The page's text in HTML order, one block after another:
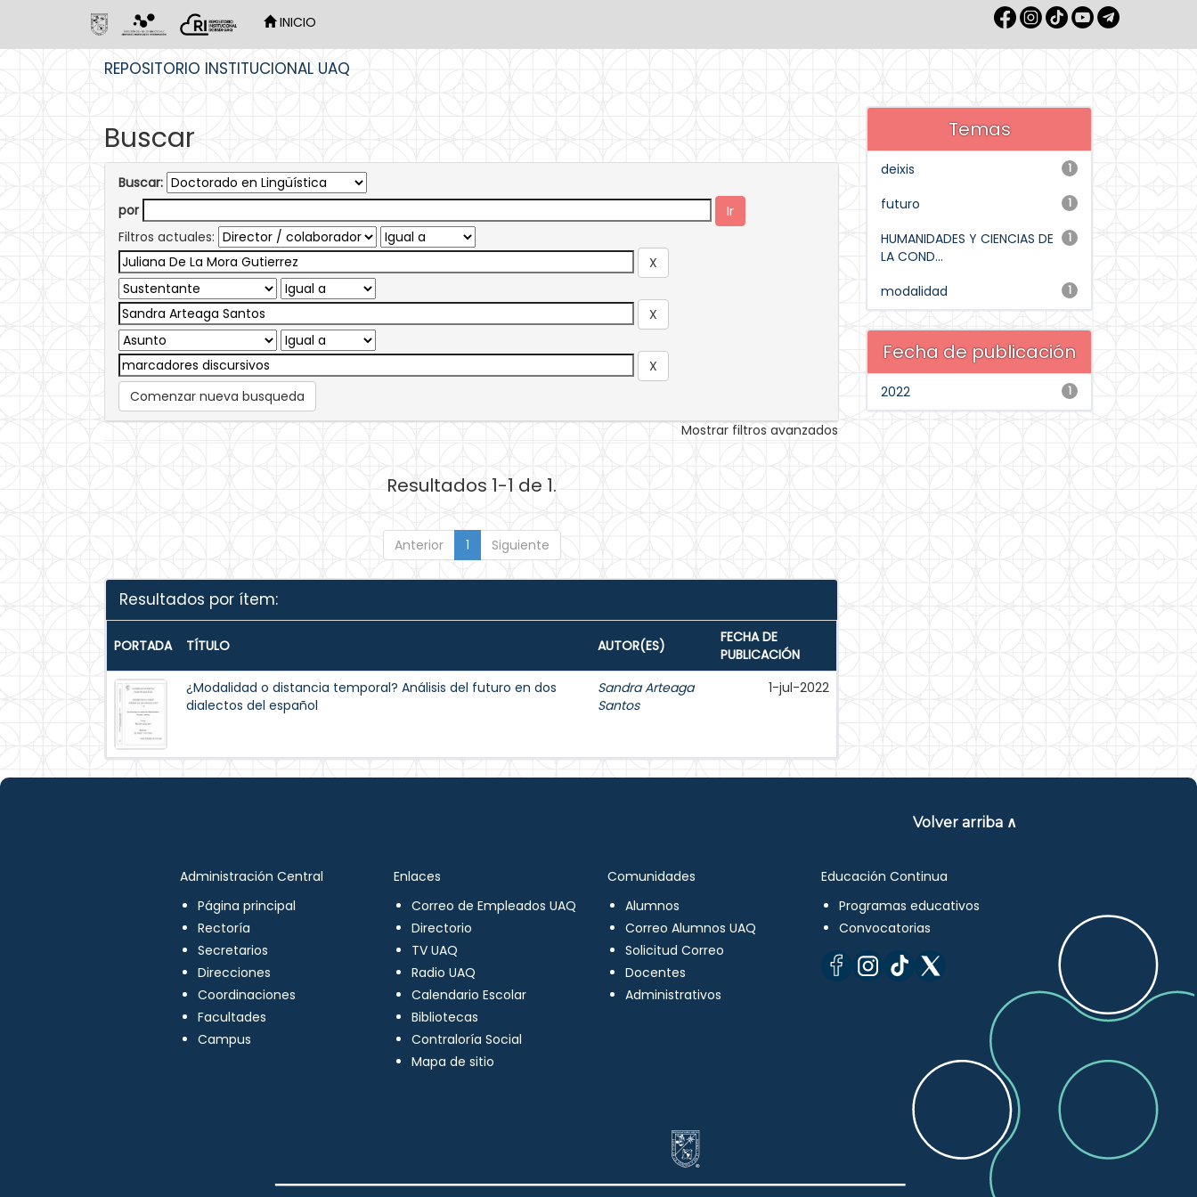
INICIO
REPOSITORIO INSTITUCIONAL UAQ
Buscar
Buscar:
por
Filtros actuales:
Comenzar nueva busqueda
Mostrar filtros avanzados
Resultados 1-1 de 1.
Anterior 1 Siguiente
Resultados por ítem:
PORTADA TÍTULO AUTOR(ES)
FECHA DE
PUBLICACIÓN
¿Modalidad o distancia temporal? Análisis del futuro en dos
dialectos del español
Sandra Arteaga
Santos
1-jul-2022
Temas
1
deixis
1
futuro
1
HUMANIDADES Y CIENCIAS DE
LA COND...
1
modalidad
Fecha de publicación
1
2022
Volver arriba ∧
Administración Central
Página principal
Rectoría
Secretarios
Direcciones
Coordinaciones
Facultades
Campus
Enlaces
Correo de Empleados UAQ
Directorio
TV UAQ
Radio UAQ
Calendario Escolar
Bibliotecas
Contraloría Social
Mapa de sitio
Comunidades
Alumnos
Correo Alumnos UAQ
Solicitud Correo
Docentes
Administrativos
Educación Continua
Programas educativos
Convocatorias